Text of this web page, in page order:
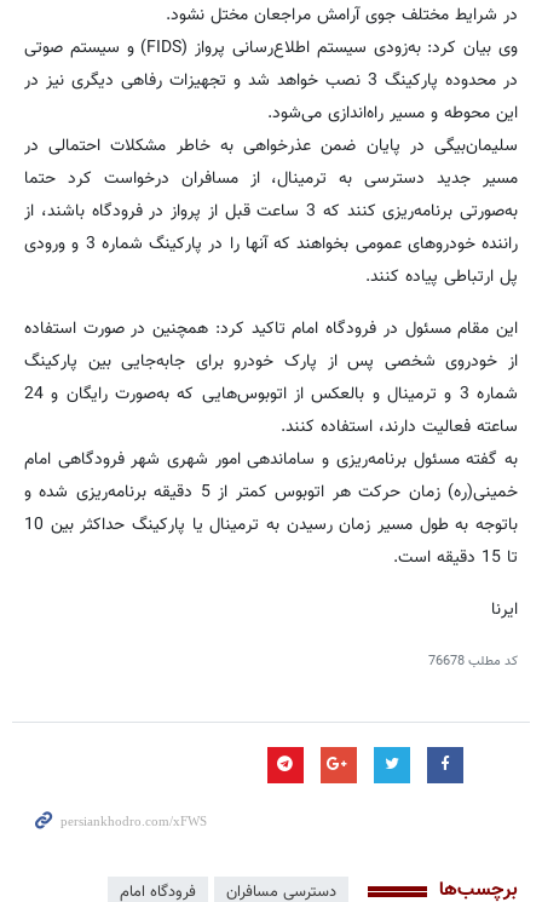
در شرایط مختلف جوی آرامش مراجعان مختل نشود.
وی بیان کرد: به‌زودی سیستم اطلاع‌رسانی پرواز (FIDS) و سیستم صوتی
در محدوده پارکینگ 3 نصب خواهد شد و تجهیزات رفاهی دیگری نیز در
این محوطه و مسیر راه‌اندازی می‌شود.
سلیمان‌بیگی در پایان ضمن عذرخواهی به خاطر مشکلات احتمالی در
مسیر جدید دسترسی به ترمینال، از مسافران درخواست کرد حتما
به‌صورتی برنامه‌ریزی کنند که 3 ساعت قبل از پرواز در فرودگاه باشند، از
راننده خودروهای عمومی بخواهند که آنها را در پارکینگ شماره 3 و ورودی
پل ارتباطی پیاده ‌کنند.
این مقام مسئول در فرودگاه امام تاکید کرد: همچنین در صورت استفاده
از خودروی شخصی پس از پارک خودرو برای جابه‌جایی بین پارکینگ
شماره 3 و ترمینال و بالعکس از اتوبوس‌هایی که به‌صورت رایگان و 24
ساعته فعالیت دارند، استفاده کنند.
به گفته مسئول برنامه‌ریزی و ساماندهی امور شهری شهر فرودگاهی امام
خمینی(ره) زمان حرکت هر اتوبوس کمتر از 5 دقیقه برنامه‌ریزی شده و
باتوجه به طول مسیر زمان رسیدن به ترمینال یا پارکینگ حداکثر بین 10
تا 15 دقیقه است.
ایرنا
کد مطلب76678
برچسب‌ها دسترسی مسافران فرودگاه امام